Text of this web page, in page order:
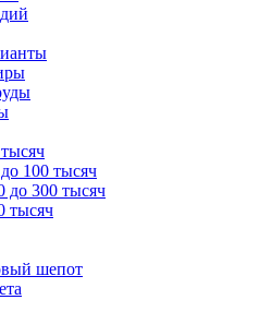
100 тысяч
до 300 тысяч
тысяч
шепот